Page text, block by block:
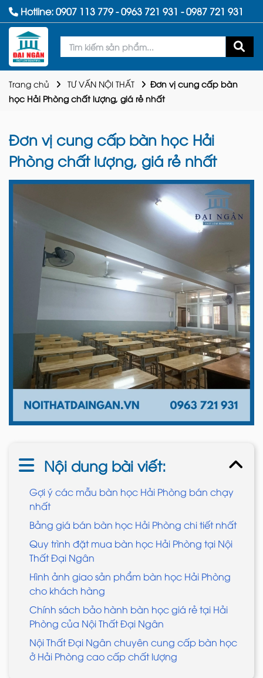
Hotline:0907 113 779-0963 721 931 -0987 721 931
Trang chủ TƯ VẤN NỘI THẤT
Đơn vị cung cấp bàn
học Hải Phòng chất lượng, giá rẻ nhất
Đơn vị cung cấp bàn học Hải
Phòng chất lượng, giá rẻ nhất
Nội dung bài viết:
Gợi ý các mẫu bàn học Hải Phòng bán chạy
nhất
Bảng giá bán bàn học Hải Phòng chi tiết nhất
Quy trình đặt mua bàn học Hải Phòng tại Nội
Thất Đại Ngân
Hình ảnh giao sản phẩm bàn học Hải Phòng
cho khách hàng
Chính sách bảo hành bàn học giá rẻ tại Hải
Phòng của Nội Thất Đại Ngân
Nội Thất Đại Ngân chuyên cung cấp bàn học
ở Hải Phòng cao cấp chất lượng